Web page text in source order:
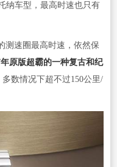
纳车型，最高时速也只有
测速圈最高时速，依然保
年原版超霸的一种复古和纪
数情况下超不过150公里/